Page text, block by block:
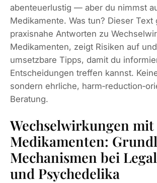
abenteuerlustig — aber du nimmst
Medikamente. Was tun? Dieser Text
praxisnahe Antworten zu
Medikamenten, zeigt Risiken auf
umsetzbare Tipps, damit du
Entscheidungen treffen kannst.
sondern ehrliche,
Beratung.
Wechselwirkungen mit
Medikamenten:
Mechanismen bei
und Psychedelika